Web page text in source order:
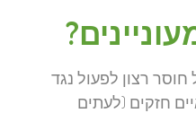
רצון לפעול נגד
חזקים (לעתים